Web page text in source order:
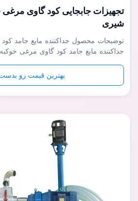
تجهیزات جابجایی کود گاوی مرغی
شیری
توضیحات محصول جداکننده مایع جامد
جداکننده مایع جامد کود گاوی مرغی
جامد و آبگیری فاضلاب آلی با غلظت بالا
فاضلاب کشتارگاه و کود حیوانی در پروژه
بهترین قیمت رو بدست